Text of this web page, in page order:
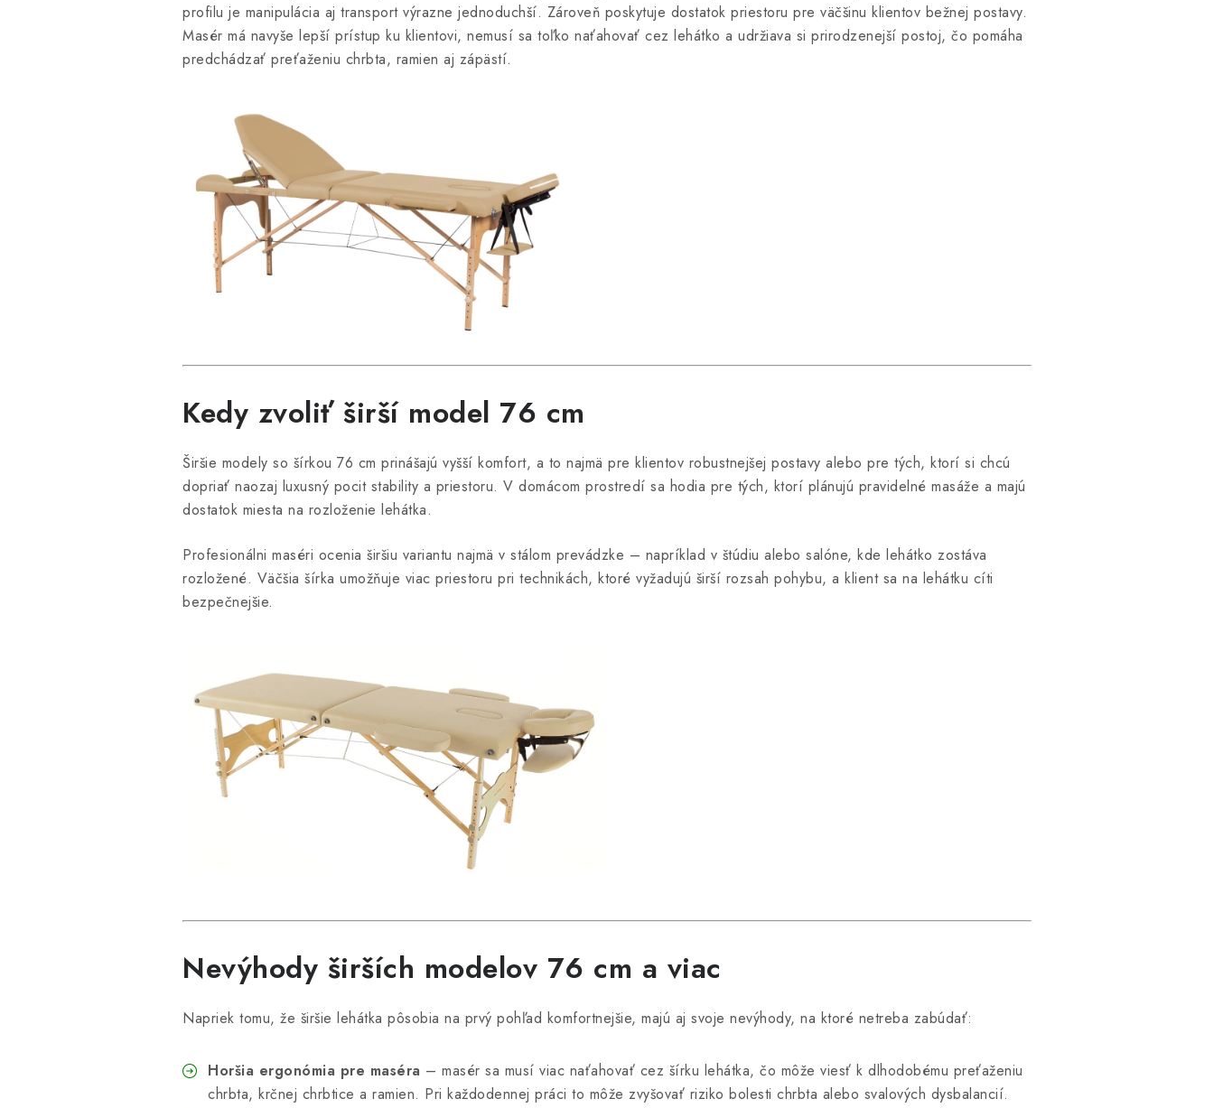
profilu je manipulácia aj transport výrazne jednoduchší. Zároveň poskytuje dostatok priestoru pre väčšinu klientov bežnej postavy.
Masér má navyše lepší prístup ku klientovi, nemusí sa toľko naťahovať cez lehátko a udržiava si prirodzenejší postoj, čo pomáha
predchádzať preťaženiu chrbta, ramien aj zápästí.
Kedy zvoliť širší model 76 cm
Širšie modely so šírkou 76 cm prinášajú vyšší komfort, a to najmä pre klientov robustnejšej postavy alebo pre tých, ktorí si chcú
dopriať naozaj luxusný pocit stability a priestoru. V domácom prostredí sa hodia pre tých, ktorí plánujú pravidelné masáže a majú
dostatok miesta na rozloženie lehátka.
Profesionálni maséri ocenia širšiu variantu najmä v stálom prevádzke – napríklad v štúdiu alebo salóne, kde lehátko zostáva
rozložené. Väčšia šírka umožňuje viac priestoru pri technikách, ktoré vyžadujú širší rozsah pohybu, a klient sa na lehátku cíti
bezpečnejšie.
Nevýhody širších modelov 76 cm a viac
Napriek tomu, že širšie lehátka pôsobia na prvý pohľad komfortnejšie, majú aj svoje nevýhody, na ktoré netreba zabúdať:
Horšia ergonómia pre maséra – masér sa musí viac naťahovať cez šírku lehátka, čo môže viesť k dlhodobému preťaženiu
chrbta, krčnej chrbtice a ramien. Pri každodennej práci to môže zvyšovať riziko bolesti chrbta alebo svalových dysbalancií.